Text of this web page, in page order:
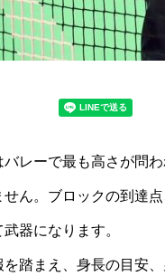
バレーで最も高さが問
ん。ブロックの到達
器になります。
踏まえ、身長の目安